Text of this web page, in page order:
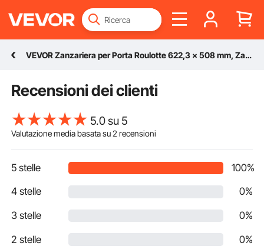
VEVOR Zanzariera per Porta Roulotte 622,3 x 508 mm, Zanzariera per Porta, Rete Protettiva Rinforzata e Traspirante, Protezione per Ingresso Camper per Proteggere gli Animali Domestici
Recensioni dei clienti
5.0 su 5
Valutazione media basata su2 recensioni
5 stelle 100%
4 stelle 0%
3 stelle 0%
2 stelle 0%